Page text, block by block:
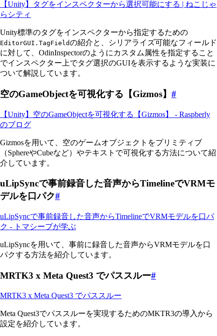
【Unity】タグをインスペクターから選択可能にする | ねこじゃ
らシティ
Unity標準のタグをインスペクターから指定するための
EditorGUI.TagFieldの紹介と、シリアライズ可能なフィールド
に対して、OdinInspectorのようにカスタム属性を指定すること
でインスペクター上でタグ選択のGUIを表示するような実装に
ついて解説しています。
空のGameObjectを可視化する【Gizmos】 #
【Unity】空のGameObjectを可視化する【Gizmos】 - Raspberly
のブログ
Gizmosを用いて、空のゲームオブジェクトをプリミティブ
（SphereやCubeなど）やテキストで可視化する方法について紹
介しています。
uLipSyncで事前録音した音声からTimelineでVRMモ
デルを口パク#
uLipSyncで事前録音した音声からTimelineでVRMモデルを口パ
ク - トマシープが学ぶ
uLipSyncを用いて、事前に録音した音声からVRMモデルを口
パクする方法を紹介しています。
MRTK3 x Meta Quest3 でパススルー#
MRTK3 x Meta Quest3 でパススルー
Meta Quest3でパススルーを実現するためのMKTR3の導入から
設定を紹介しています。